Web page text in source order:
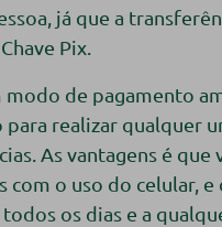
já que a
Pix.
modo de pagamento
para realizar qualquer
As vantagens é que
com o uso do celular,
os dias e a